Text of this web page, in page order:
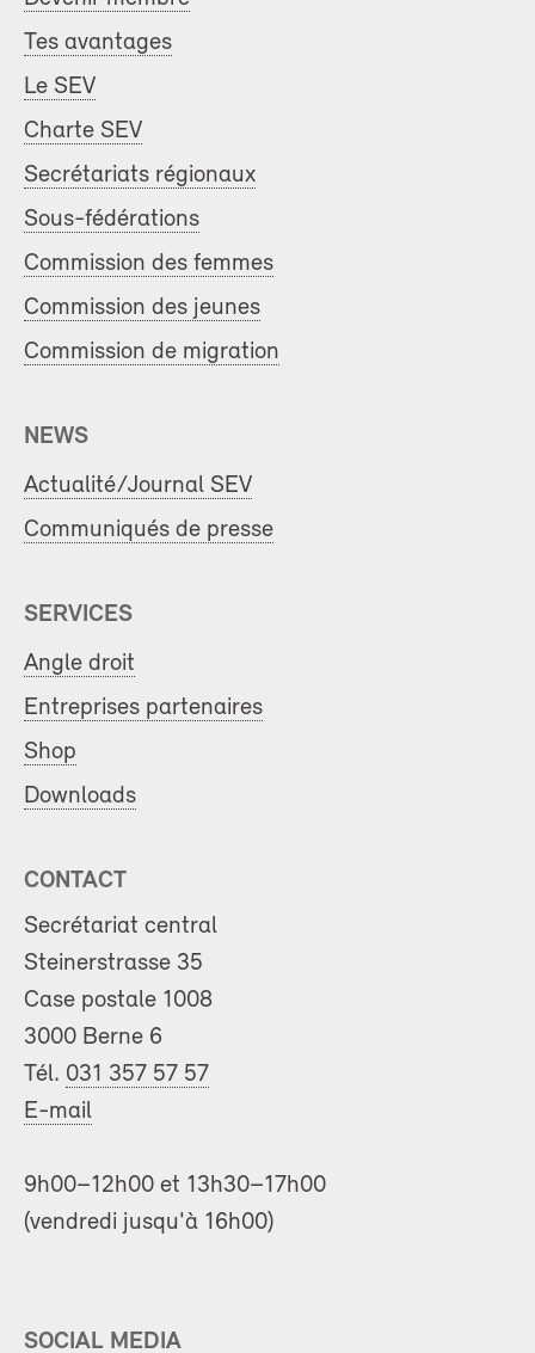
Tes avantages
Le SEV
Charte SEV
Secrétariats régionaux
Sous-fédérations
Commission des femmes
Commission des jeunes
Commission de migration
NEWS
Actualité/Journal SEV
Communiqués de presse
SERVICES
Angle droit
Entreprises partenaires
Shop
Downloads
CONTACT
Secrétariat central
Steinerstrasse 35
Case postale 1008
3000 Berne 6
Tél. 031 357 57 57
E-mail
9h00–12h00 et 13h30–17h00
(vendredi jusqu'à 16h00)
SOCIAL MEDIA